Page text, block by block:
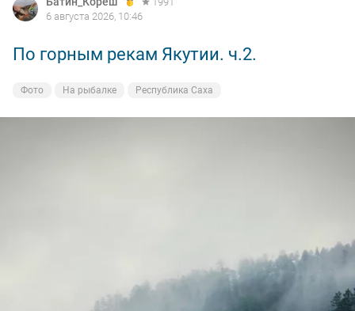
6 августа 2026, 10:46
По горным рекам Якутии. ч.2.
Фото На рыбалке Республика Саха